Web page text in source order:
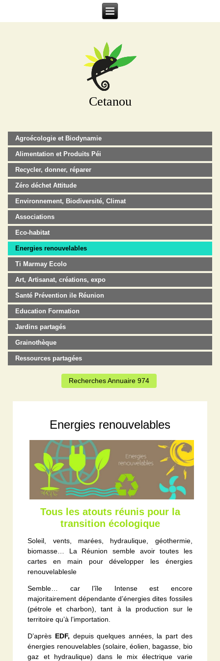
Cetanou
Agroécologie et Biodynamie
Alimentation et Produits Péi
Recycler, donner, réparer
Zéro déchet Attitude
Environnement, Biodiversité, Climat
Associations
Eco-habitat
Energies renouvelables
Ti Marmay Ecolo
Art, Artisanat, créations, expo
Santé Prévention ile Réunion
Education Formation
Jardins partagés
Grainothèque
Ressources partagées
Recherches Annuaire 974
Energies renouvelables
Tous les atouts réunis pour la
transition écologique
Soleil, vents, marées, hydraulique, géothermie,
biomasse… La Réunion semble avoir toutes les
cartes en main pour développer les énergies
renouvelablesle
Semble… car l’île Intense est encore
majoritairement dépendante d’énergies dites fossiles
(pétrole et charbon), tant à la production sur le
territoire qu’à l’importation.
D’après EDF, depuis quelques années, la part des
énergies renouvelables (solaire, éolien, bagasse, bio
gaz et hydraulique) dans le mix électrique varie